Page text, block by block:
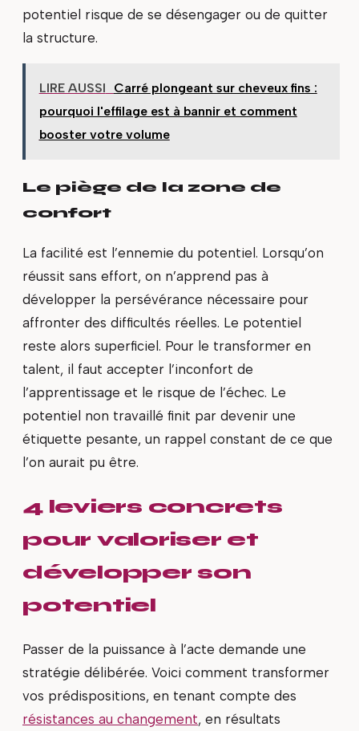
potentiel risque de se désengager ou de quitter
la structure.
LIRE AUSSI
Carré plongeant sur cheveux fins :
pourquoi l'effilage est à bannir et comment
booster votre volume
Le piège de la zone de
confort
La facilité est l’ennemie du potentiel. Lorsqu’on
réussit sans effort, on n’apprend pas à
développer la persévérance nécessaire pour
affronter des difficultés réelles. Le potentiel
reste alors superficiel. Pour le transformer en
talent, il faut accepter l’inconfort de
l’apprentissage et le risque de l’échec. Le
potentiel non travaillé finit par devenir une
étiquette pesante, un rappel constant de ce que
l’on aurait pu être.
4 leviers concrets
pour valoriser et
développer son
potentiel
Passer de la puissance à l’acte demande une
stratégie délibérée. Voici comment transformer
vos prédispositions, en tenant compte des
résistances au changement, en résultats